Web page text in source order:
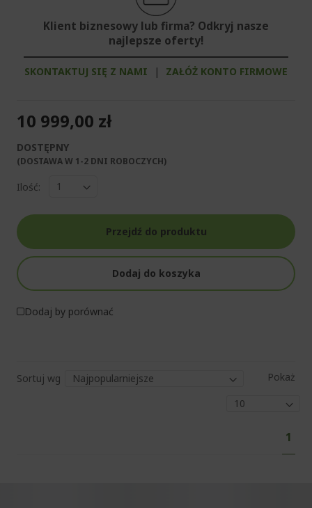
Klient biznesowy lub firma? Odkryj nasze
najlepsze oferty!
SKONTAKTUJ SIĘ Z NAMI | ZAŁÓŻ KONTO FIRMOWE
10 999,00 zł
DOSTĘPNY
(DOSTAWA W 1-2 DNI ROBOCZYCH)​
Ilość:
Przejdź do produktu
Dodaj do koszyka
Dodaj by porównać
Sortuj wg Pokaż
1